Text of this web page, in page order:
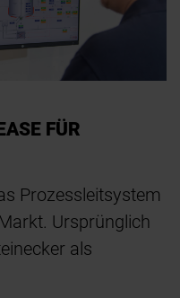
FÜR
Prozessleitsystem
Ursprünglich
als